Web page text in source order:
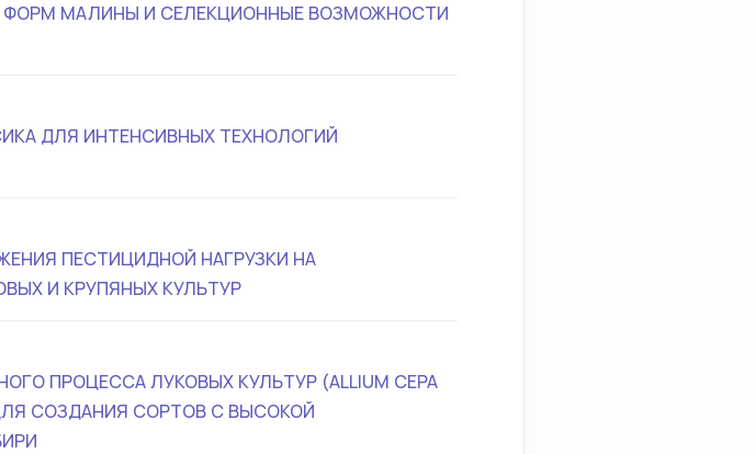
МАЛИНЫ И СЕЛЕКЦИОННЫЕ ВОЗМОЖНОСТИ
ДЛЯ ИНТЕНСИВНЫХ ТЕХНОЛОГИЙ
ПЕСТИЦИДНОЙ НАГРУЗКИ НА
И КРУПЯНЫХ КУЛЬТУР
ПРОЦЕССА ЛУКОВЫХ КУЛЬТУР (ALLIUM CEPA
ДЛЯ СОЗДАНИЯ СОРТОВ С ВЫСОКОЙ